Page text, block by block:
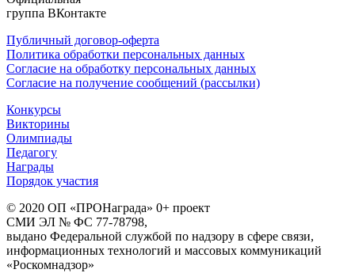
группа ВКонтакте
Публичный договор-оферта
Политика обработки персональных данных
Согласие на обработку персональных данных
Согласие на получение сообщений (рассылки)
Конкурсы
Викторины
Олимпиады
Педагогу
Награды
Порядок участия
© 2020 ОП «ПРОНаграда» 0+ проект
СМИ ЭЛ № ФС 77-78798,
выдано Федеральной службой по надзору в сфере связи,
информационных технологий и массовых коммуникаций
«Роскомнадзор»